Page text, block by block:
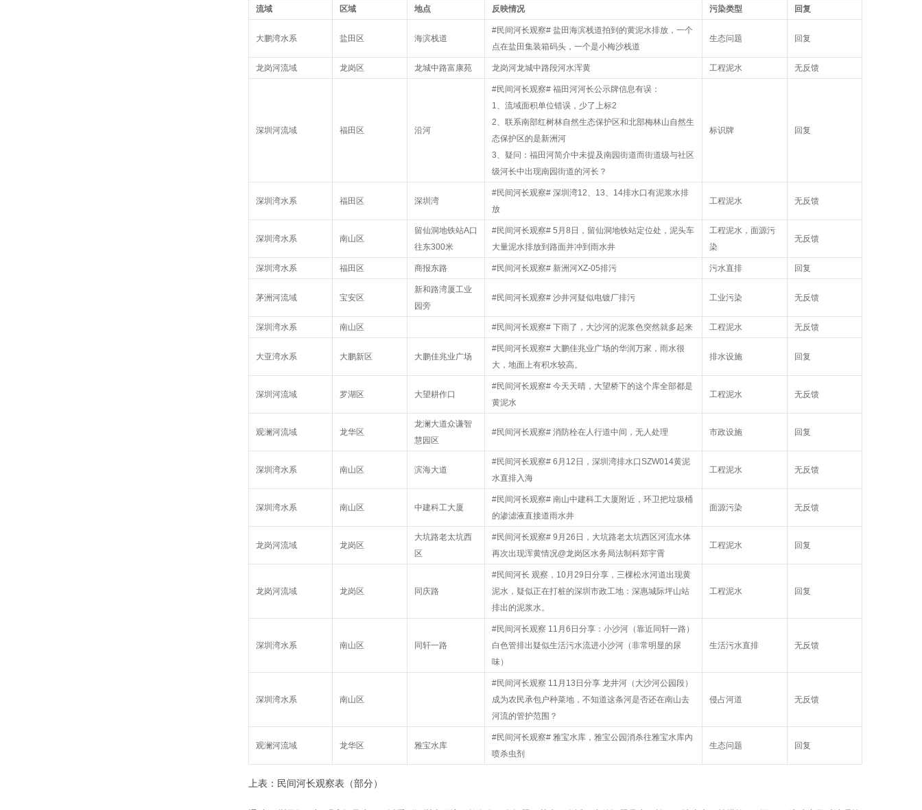
流域 区域 地点 反映情况 污染类型 回复
大鹏湾水系 盐田区 海滨栈道
#民间河长观察# 盐田海滨栈道拍到的黄泥水排放，一个
点在盐田集装箱码头，一个是小梅沙栈道
生态问题 回复
龙岗河流域 龙岗区 龙城中路富康苑 龙岗河龙城中路段河水浑黄 工程泥水 无反馈
深圳河流域 福田区 沿河
#民间河长观察# 福田河河长公示牌信息有误：
1、流域面积单位错误，少了上标2
2、联系南部红树林自然生态保护区和北部梅林山自然生
态保护区的是新洲河
3、疑问：福田河简介中未提及南园街道而街道级与社区
级河长中出现南园街道的河长？
标识牌 回复
深圳湾水系 福田区 深圳湾
#民间河长观察# 深圳湾12、13、14排水口有泥浆水排
放
工程泥水 无反馈
深圳湾水系 南山区
留仙洞地铁站A口
往东300米
#民间河长观察# 5月8日，留仙洞地铁站定位处，泥头车
大量泥水排放到路面并冲到雨水井
工程泥水，面源污
染
无反馈
深圳湾水系 福田区 商报东路 #民间河长观察# 新洲河XZ-05排污 污水直排 回复
茅洲河流域 宝安区
新和路湾厦工业
园旁
#民间河长观察# 沙井河疑似电镀厂排污 工业污染 无反馈
深圳湾水系 南山区 #民间河长观察# 下雨了，大沙河的泥浆色突然就多起来 工程泥水 无反馈
大亚湾水系 大鹏新区 大鹏佳兆业广场
#民间河长观察# 大鹏佳兆业广场的华润万家，雨水很
大，地面上有积水较高。
排水设施 回复
深圳河流域 罗湖区 大望耕作口
#民间河长观察# 今天天晴，大望桥下的这个库全部都是
黄泥水
工程泥水 无反馈
观澜河流域 龙华区
龙澜大道众谦智
慧园区
#民间河长观察# 消防栓在人行道中间，无人处理 市政设施 回复
深圳湾水系 南山区 滨海大道
#民间河长观察# 6月12日，深圳湾排水口SZW014黄泥
水直排入海
工程泥水 无反馈
深圳湾水系 南山区 中建科工大厦
#民间河长观察# 南山中建科工大厦附近，环卫把垃圾桶
的渗滤液直接道雨水井
面源污染 无反馈
龙岗河流域 龙岗区
大坑路老太坑西
区
#民间河长观察# 9月26日，大坑路老太坑西区河流水体
再次出现浑黄情况@龙岗区水务局法制科郑宇霄
工程泥水 回复
龙岗河流域 龙岗区 同庆路
#民间河长 观察，10月29日分享，三棵松水河道出现黄
泥水，疑似正在打桩的深圳市政工地：深惠城际坪山站
排出的泥浆水。
工程泥水 回复
深圳湾水系 南山区 同轩一路
#民间河长观察 11月6日分享：小沙河（靠近同轩一路）
白色管排出疑似生活污水流进小沙河（非常明显的尿
味）
生活污水直排 无反馈
深圳湾水系 南山区
#民间河长观察 11月13日分享 龙井河（大沙河公园段）
成为农民承包户种菜地，不知道这条河是否还在南山去
河流的管护范围？
侵占河道 无反馈
观澜河流域 龙华区 雅宝水库
#民间河长观察# 雅宝水库，雅宝公园消杀往雅宝水库內
喷杀虫剂
生态问题 回复
上表：民间河长观察表（部分）